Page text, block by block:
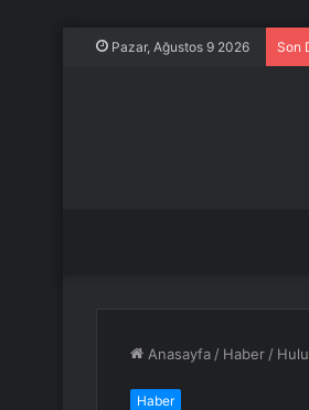
Pazar, Ağustos 9 2026 Son
Anasayfa / Haber /
Haber